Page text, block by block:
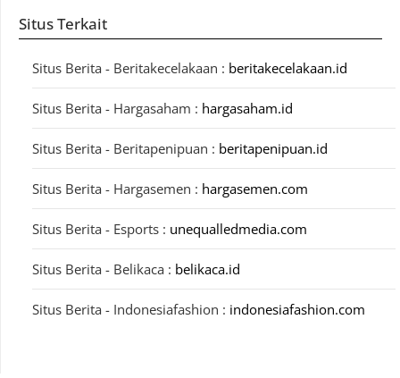
Situs Terkait
Situs Berita - Beritakecelakaan : beritakecelakaan.id
Situs Berita - Hargasaham : hargasaham.id
Situs Berita - Beritapenipuan : beritapenipuan.id
Situs Berita - Hargasemen : hargasemen.com
Situs Berita - Esports : unequalledmedia.com
Situs Berita - Belikaca : belikaca.id
Situs Berita - Indonesiafashion : indonesiafashion.com